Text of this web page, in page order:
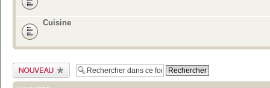
Cuisine
Publier un nouveau
sujet